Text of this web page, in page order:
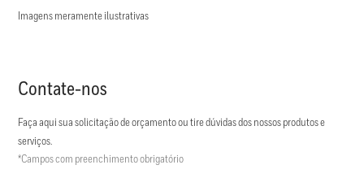
Imagens meramente ilustrativas
Contate-nos
Faça aqui sua solicitação de orçamento ou tire dúvidas dos nossos produtos e
serviços.
*Campos com preenchimento obrigatório